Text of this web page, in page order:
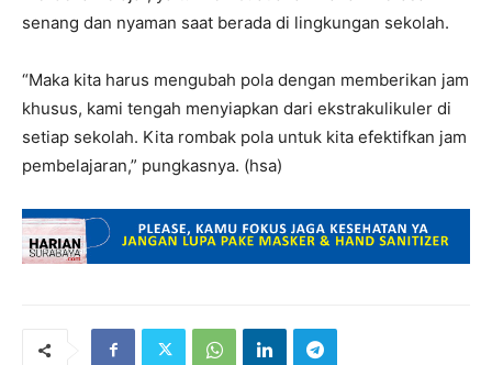
senang dan nyaman saat berada di lingkungan sekolah.
“Maka kita harus mengubah pola dengan memberikan jam
khusus, kami tengah menyiapkan dari ekstrakulikuler di
setiap sekolah. Kita rombak pola untuk kita efektifkan jam
pembelajaran,” pungkasnya. (hsa)